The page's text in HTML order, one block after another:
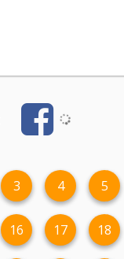
3 4 5
16 17 18